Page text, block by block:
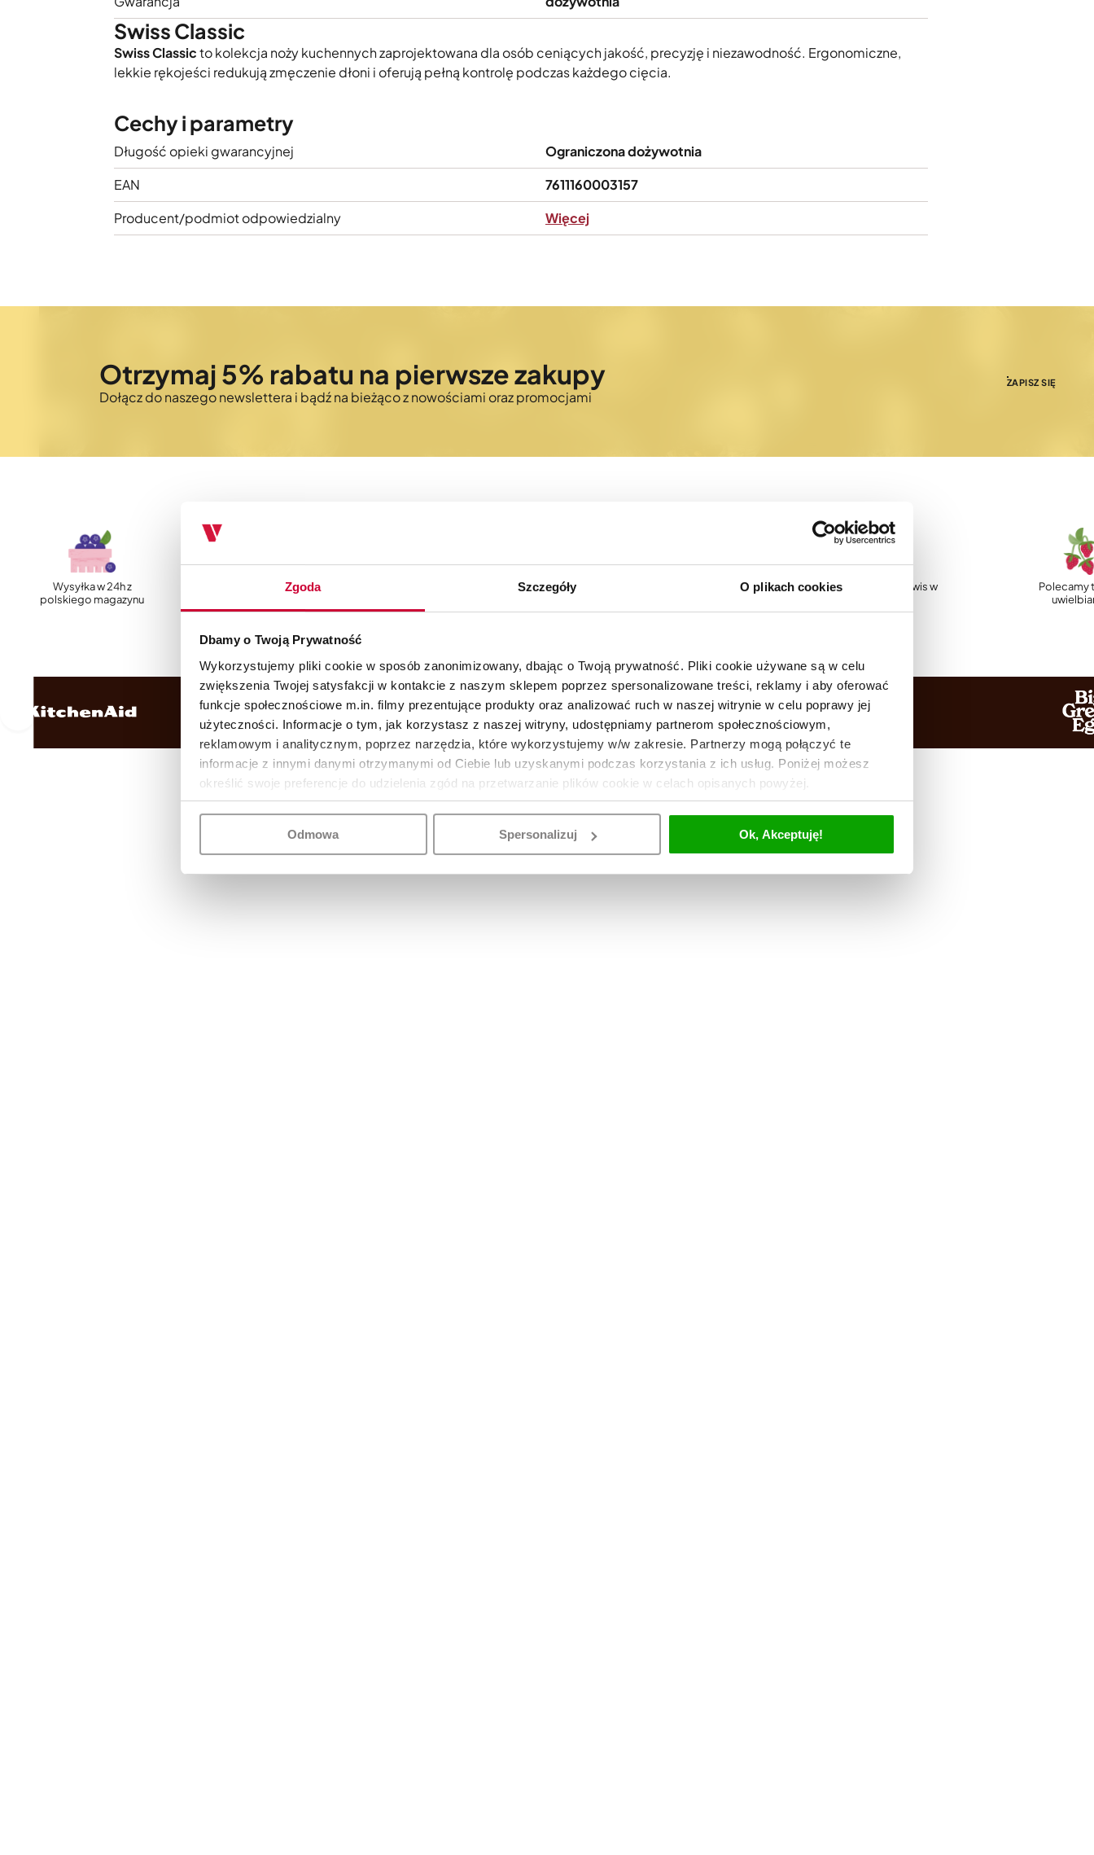
Zgoda Szczegóły O plikach cookies
Dbamy o Twoją Prywatność
Wykorzystujemy pliki cookie w sposób zanonimizowany, dbając o Twoją prywatność. Pliki cookie używane są w celu
zwiększenia Twojej satysfakcji w kontakcie z naszym sklepem poprzez spersonalizowane treści, reklamy i aby oferować
funkcje społecznościowe m.in. filmy prezentujące produkty oraz analizować ruch w naszej witrynie w celu poprawy jej
użyteczności. Informacje o tym, jak korzystasz z naszej witryny, udostępniamy partnerom społecznościowym,
reklamowym i analitycznym, poprzez narzędzia, które wykorzystujemy w/w zakresie. Partnerzy mogą połączyć te
informacje z innymi danymi otrzymanymi od Ciebie lub uzyskanymi podczas korzystania z ich usług. Poniżej możesz
określić swoje preferencje do udzielenia zgód na przetwarzanie plików cookie w celach opisanych powyżej.
Odmowa Spersonalizuj Ok, Akceptuję!
Swiss Classic
Swiss Classicto kolekcja noży kuchennych zaprojektowana dla osób ceniących jakość, precyzję i niezawodność. Ergonomiczne,
lekkie rękojeści redukują zmęczenie dłoni i oferują pełną kontrolę podczas każdego cięcia.
Cechy i parametry
Długość opieki gwarancyjnej
Ograniczona dożywotnia
EAN
7611160003157
Producent/podmiot odpowiedzialny
Więcej
Otrzymaj 5% rabatu na pierwsze zakupy
Dołącz do naszego newslettera i bądź na bieżąco z nowościami oraz promocjami
ZAPISZ SIĘ
Wysyłka w 24h z
polskiego magazynu
Szybka, darmowa
30 dni na zwrot
Profesjonalny serwis w
Polecamy